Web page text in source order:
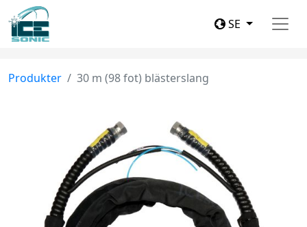
SE
Produkter 30 m (98 fot) blästerslang